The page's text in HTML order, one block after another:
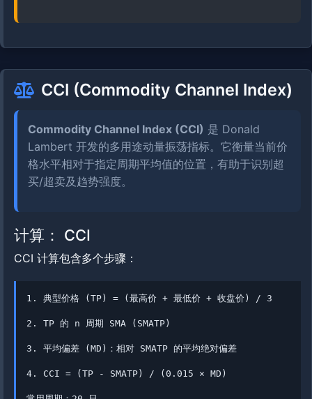
CCI (Commodity Channel Index)
Commodity Channel Index (CCI) 是 Donald
Lambert 开发的多用途动量振荡指标。它衡量当前价
格水平相对于指定周期平均值的位置，有助于识别超
买/超卖及趋势强度。
计算： CCI
CCI 计算包含多个步骤：
1. 典型价格 (TP) = (最高价 + 最低价 + 收盘价) / 3
2. TP 的 n 周期 SMA (SMATP)
3. 平均偏差 (MD)：相对 SMATP 的平均绝对偏差
4. CCI = (TP - SMATP) / (0.015 × MD)